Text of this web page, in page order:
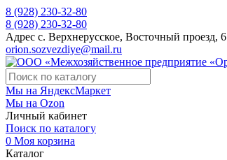
8 (928) 230-32-80
8 (928) 230-32-80
Адрес с. Верхнерусское, Восточный проезд, 6
orion.sozvezdiye@mail.ru
Мы на ЯндексМаркет
Мы на Ozon
Личный кабинет
Поиск по каталогу
0 Моя корзина
Каталог